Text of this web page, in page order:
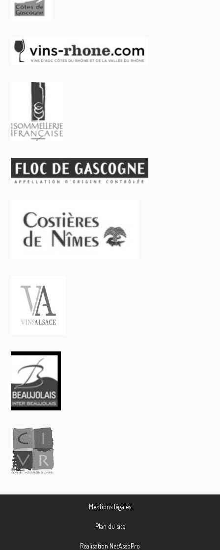
Mentions légales
Plan du site
Réalisation NetAssoPro